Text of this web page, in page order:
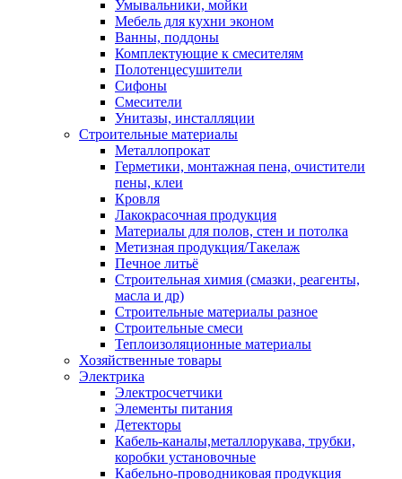
Умывальники, мойки
Мебель для кухни эконом
Ванны, поддоны
Комплектующие к смесителям
Полотенцесушители
Сифоны
Смесители
Унитазы, инсталляции
Строительные материалы
Металлопрокат
Герметики, монтажная пена, очистители
пены, клеи
Кровля
Лакокрасочная продукция
Материалы для полов, стен и потолка
Метизная продукция/Такелаж
Печное литьё
Строительная химия (смазки, реагенты,
масла и др)
Строительные материалы разное
Строительные смеси
Теплоизоляционные материалы
Хозяйственные товары
Электрика
Электросчетчики
Элементы питания
Детекторы
Кабель-каналы,металлорукава, трубки,
коробки установочные
Кабельно-проводниковая продукция